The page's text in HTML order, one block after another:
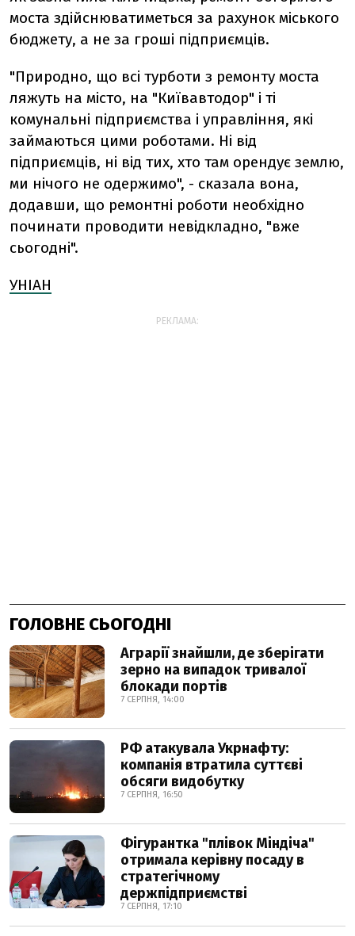
моста здійснюватиметься за рахунок міського
бюджету, а не за гроші підприємців.
"Природно, що всі турботи з ремонту моста
ляжуть на місто, на "Київавтодор" і ті
комунальні підприємства і управління, які
займаються цими роботами. Ні від
підприємців, ні від тих, хто там орендує землю,
ми нічого не одержимо", - сказала вона,
додавши, що ремонтні роботи необхідно
починати проводити невідкладно, "вже
сьогодні".
УНІАН
РЕКЛАМА:
ГОЛОВНЕ СЬОГОДНІ
Аграрії знайшли, де зберігати
зерно на випадок тривалої
блокади портів
7 СЕРПНЯ, 14:00
РФ атакувала Укрнафту:
компанія втратила суттєві
обсяги видобутку
7 СЕРПНЯ, 16:50
Фігурантка "плівок Міндіча"
отримала керівну посаду в
стратегічному
держпідприємстві
7 СЕРПНЯ, 17:10